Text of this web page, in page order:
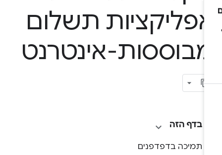
תשלום
אינטרנט
בדף הזה
תמיכה בדפדפנים